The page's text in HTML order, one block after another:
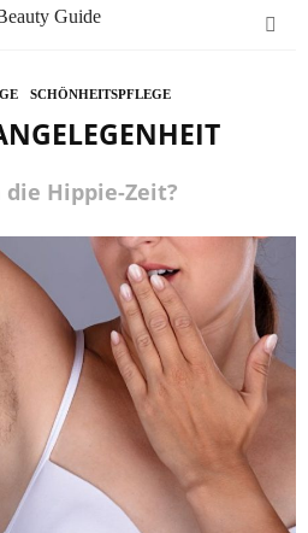
SCHÖNHEITSPFLEGE
Hippie-Zeit?